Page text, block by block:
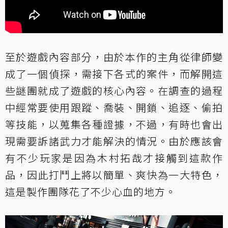
至於遊戲內容部分，由於本作的主角從律師變
成了一個偵探，需接下各式的案件，而解開這
些謎團就成了遊戲的核心內容。在調查的過程
中經常要使用跟蹤、喬裝、開鎖、追逐、偷拍
等技能，以蒐集各種證據，不過，有時也會出
現需要訴諸武力才能解決的情況。由於應該會
有不少玩家是因為木村拓哉才接觸到這款作
品，因此打鬥上將以簡單、爽快為一大特色，
這是製作團隊花了不少心血的地方。